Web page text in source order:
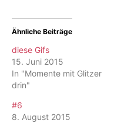
Ähnliche Beiträge
diese Gifs
15. Juni 2015
In "Momente mit Glitzer
drin"
#6
8. August 2015